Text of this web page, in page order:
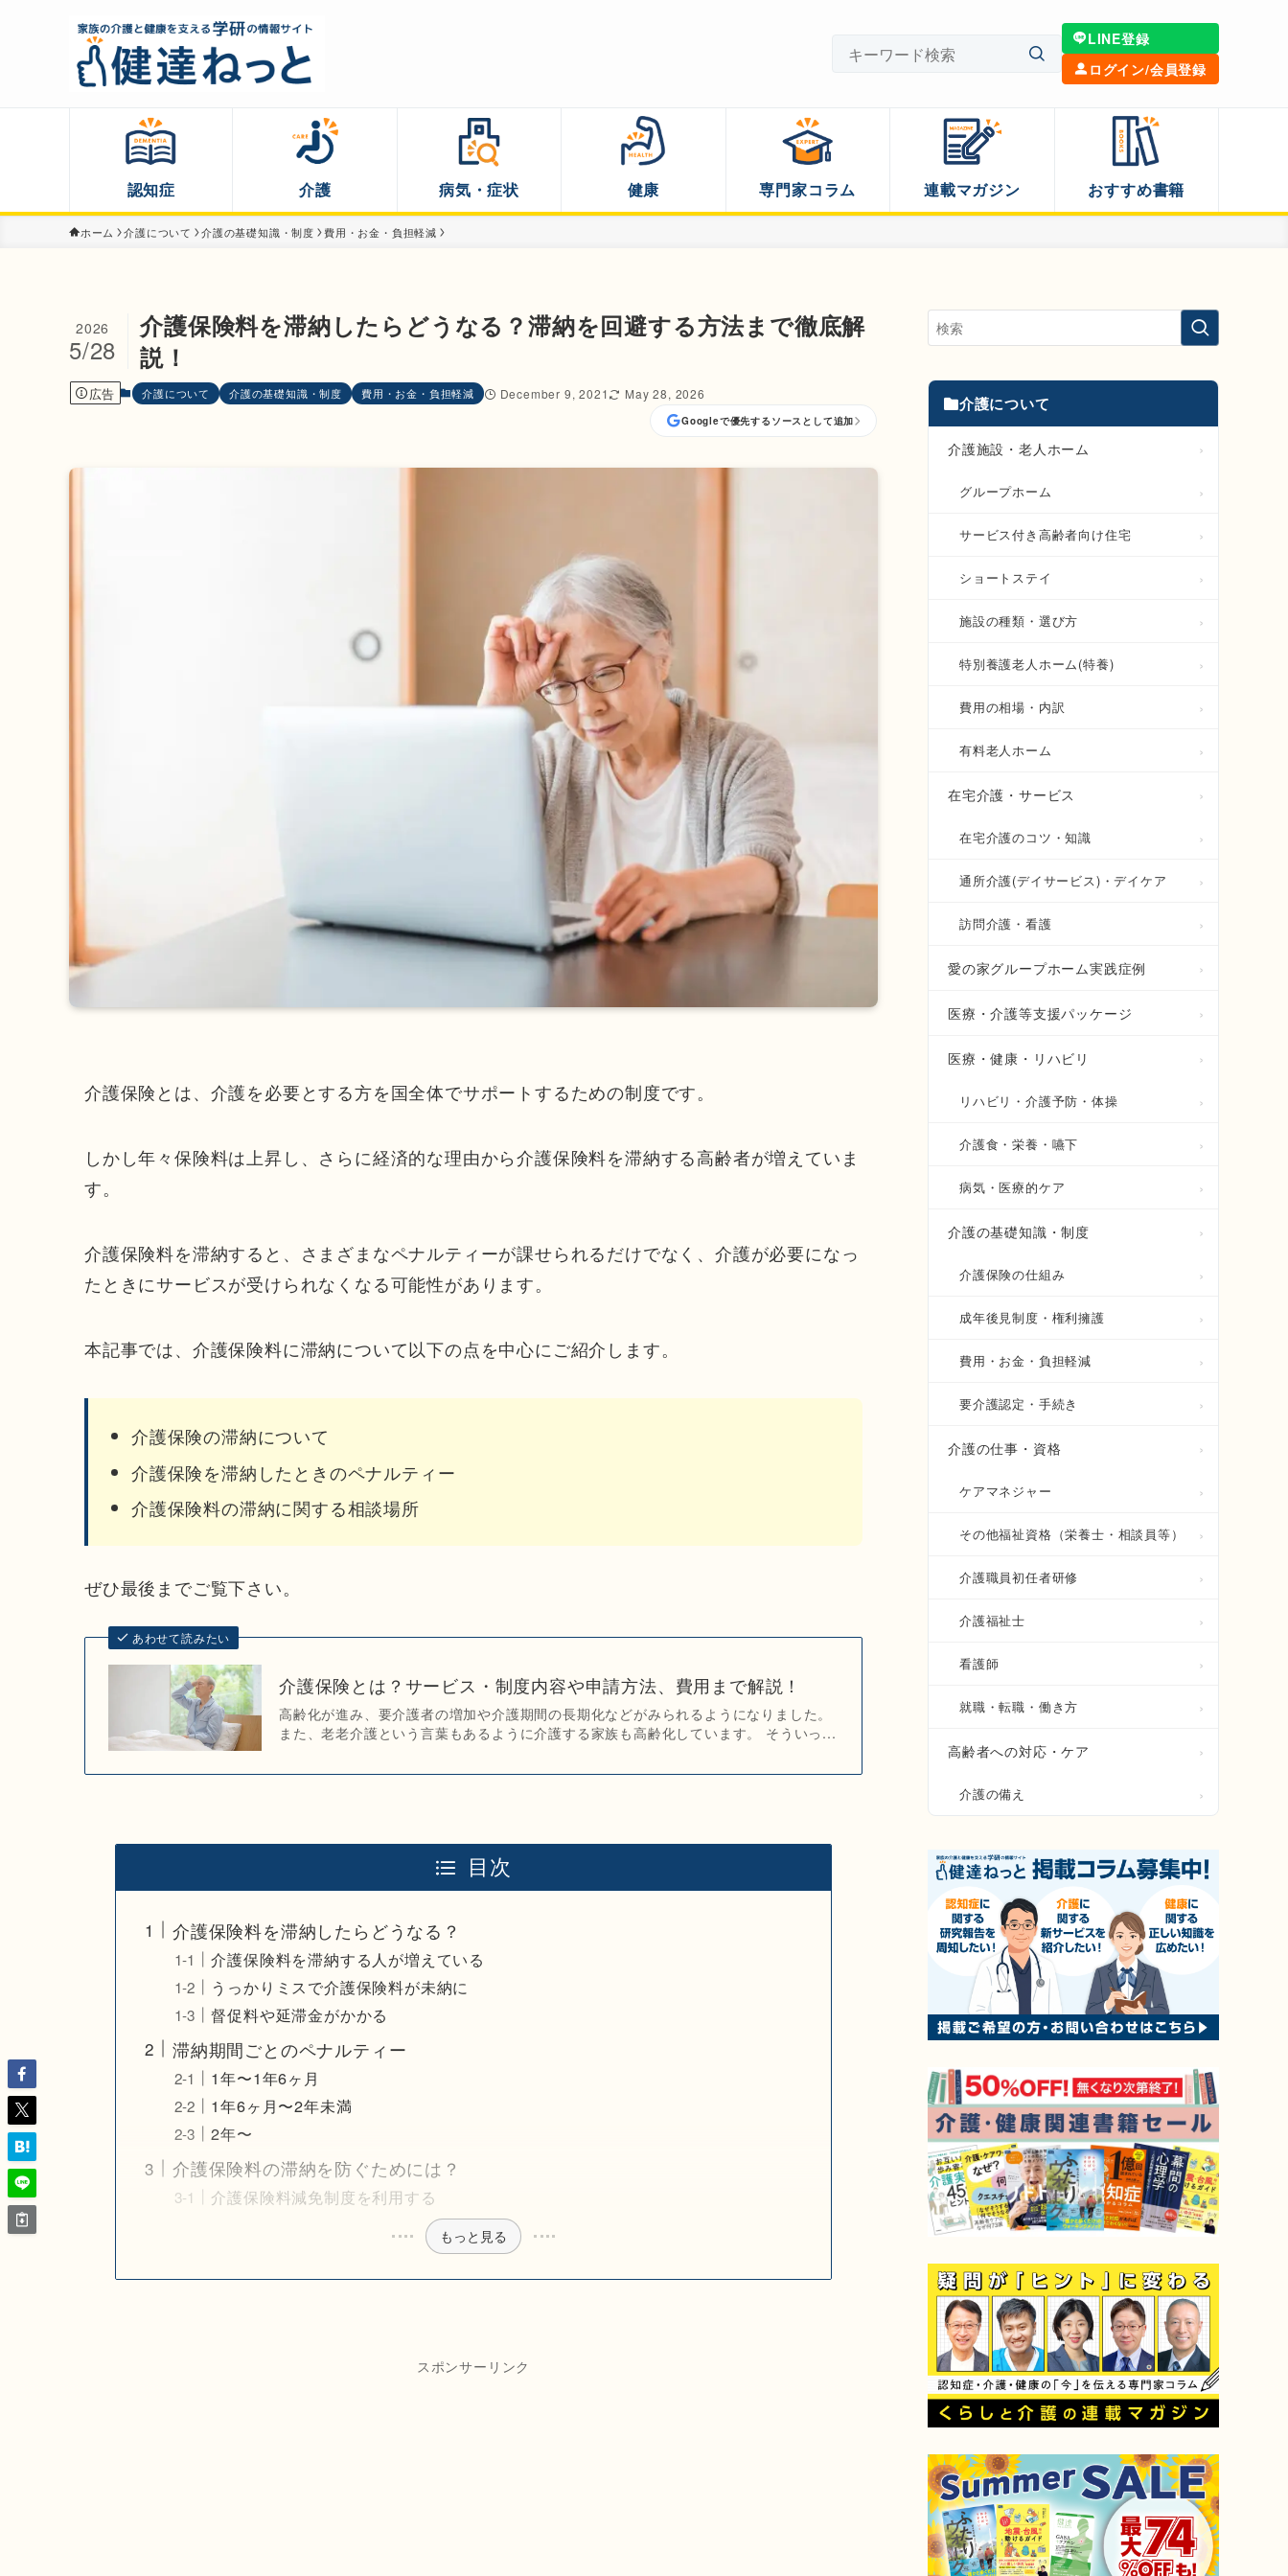
LINE登録
ログイン/会員登録
認知症 介護 病気・症状 健康 専門家コラム 連載マガジン おすすめ書籍
ホーム 介護について 介護の基礎知識・制度 費用・お金・負担軽減
介護保険料を滞納したらどうなる？滞納を回避する方法まで徹底解
説！
2026
5/28
広告 介護について 介護の基礎知識・制度 費用・お金・負担軽減 December 9, 2021 May 28, 2026
Googleで優先するソースとして追加
介護保険とは、介護を必要とする方を国全体でサポートするための制度です。
しかし年々保険料は上昇し、さらに経済的な理由から介護保険料を滞納する高齢者が増えていま
す。
介護保険料を滞納すると、さまざまなペナルティーが課せられるだけでなく、介護が必要になっ
たときにサービスが受けられなくなる可能性があります。
本記事では、介護保険料に滞納について以下の点を中心にご紹介します。
介護保険の滞納について
介護保険を滞納したときのペナルティー
介護保険料の滞納に関する相談場所
ぜひ最後までご覧下さい。
あわせて読みたい
介護保険とは？サービス・制度内容や申請方法、費用まで解説！
高齢化が進み、要介護者の増加や介護期間の長期化などがみられるようになりました。
また、老老介護という言葉もあるように介護する家族も高齢化しています。 そういっ...
目次
介護保険料を滞納したらどうなる？
介護保険料を滞納する人が増えている
うっかりミスで介護保険料が未納に
督促料や延滞金がかかる
滞納期間ごとのペナルティー
1年〜1年6ヶ月
1年6ヶ月〜2年未満
2年〜
介護保険料の滞納を防ぐためには？
介護保険料減免制度を利用する
もっと見る
スポンサーリンク
介護について
介護施設・老人ホーム
グループホーム
サービス付き高齢者向け住宅
ショートステイ
施設の種類・選び方
特別養護老人ホーム(特養)
費用の相場・内訳
有料老人ホーム
在宅介護・サービス
在宅介護のコツ・知識
通所介護(デイサービス)・デイケア
訪問介護・看護
愛の家グループホーム実践症例
医療・介護等支援パッケージ
医療・健康・リハビリ
リハビリ・介護予防・体操
介護食・栄養・嚥下
病気・医療的ケア
介護の基礎知識・制度
介護保険の仕組み
成年後見制度・権利擁護
費用・お金・負担軽減
要介護認定・手続き
介護の仕事・資格
ケアマネジャー
その他福祉資格（栄養士・相談員等）
介護職員初任者研修
介護福祉士
看護師
就職・転職・働き方
高齢者への対応・ケア
介護の備え